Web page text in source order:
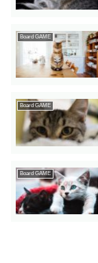
Board GAME
Board GAME
Board GAME